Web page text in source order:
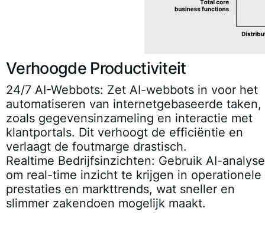
Verhoogde Productiviteit
24/7 AI-Webbots: Zet AI-webbots in voor het
automatiseren van internetgebaseerde taken,
zoals gegevensinzameling en interactie met
klantportals. Dit verhoogt de efficiëntie en
verlaagt de foutmarge drastisch.
Realtime Bedrijfsinzichten: Gebruik AI-analyse
om real-time inzicht te krijgen in operationele
prestaties en markttrends, wat sneller en
slimmer zakendoen mogelijk maakt.